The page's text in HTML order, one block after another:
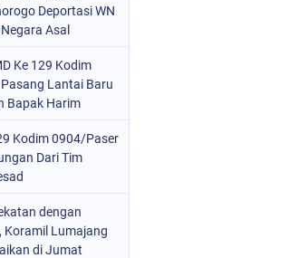
Deportasi WN
Asal
Ke 129 Kodim
Lantai Baru
Bapak Harim
Kodim 0904/Paser
Dari Tim
dengan
Koramil Lumajang
di Jumat